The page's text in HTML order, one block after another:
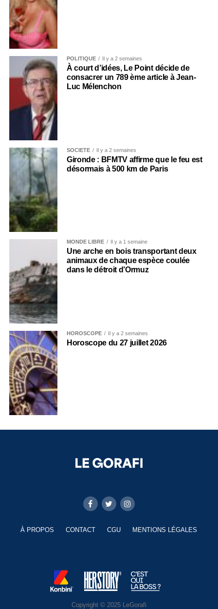
POLITIQUE Il y a 2 semaines
À court d’idées, Le Point décide de
consacrer un 789 ème article à Jean-
Luc Mélenchon
SOCIÉTÉ Il y a 2 semaines
Gironde : BFMTV affirme que le feu est
désormais à 500 km de Paris
MONDE LIBRE Il y a 1 semaine
Une arche en bois transportant deux
animaux de chaque espèce coulée
dans le détroit d’Ormuz
HOROSCOPE Il y a 2 semaines
Horoscope du 27 juillet 2026
À PROPOS CONTACT CGU MENTIONS LÉGALES
Copyright © 2025 LeGorafi